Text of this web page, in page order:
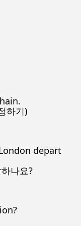
하기)
depart
나요?